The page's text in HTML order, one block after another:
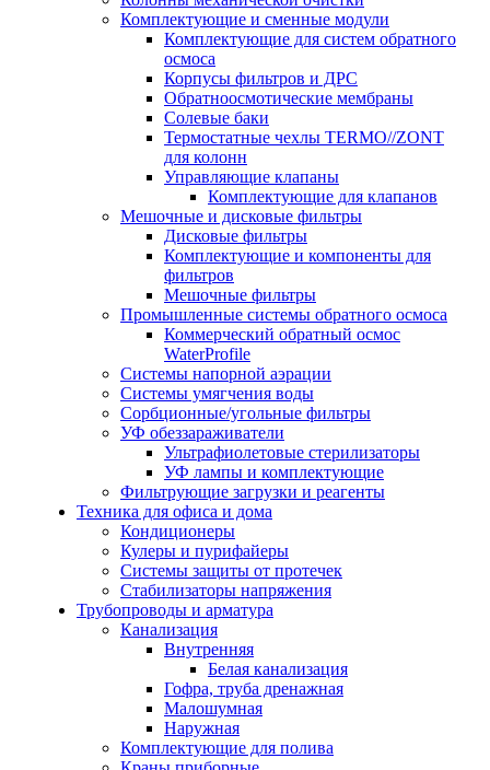
Комплектующие и сменные модули
Комплектующие для систем обратного
осмоса
Корпусы фильтров и ДРС
Обратноосмотические мембраны
Солевые баки
Термостатные чехлы TERMO//ZONT
для колонн
Управляющие клапаны
Комплектующие для клапанов
Мешочные и дисковые фильтры
Дисковые фильтры
Комплектующие и компоненты для
фильтров
Мешочные фильтры
Промышленные системы обратного осмоса
Коммерческий обратный осмос
WaterProfile
Системы напорной аэрации
Системы умягчения воды
Сорбционные/угольные фильтры
УФ обеззараживатели
Ультрафиолетовые стерилизаторы
УФ лампы и комплектующие
Фильтрующие загрузки и реагенты
Техника для офиса и дома
Кондиционеры
Кулеры и пурифайеры
Системы защиты от протечек
Стабилизаторы напряжения
Трубопроводы и арматура
Канализация
Внутренняя
Белая канализация
Гофра, труба дренажная
Малошумная
Наружная
Комплектующие для полива